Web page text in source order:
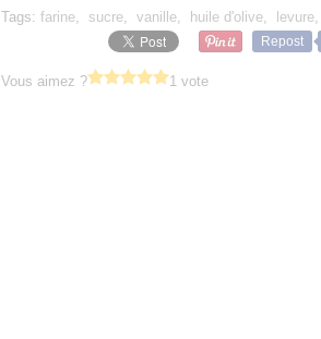
Tags: farine, sucre, vanille, huile d'olive, levure,
Repost
Vous aimez ? 1 vote